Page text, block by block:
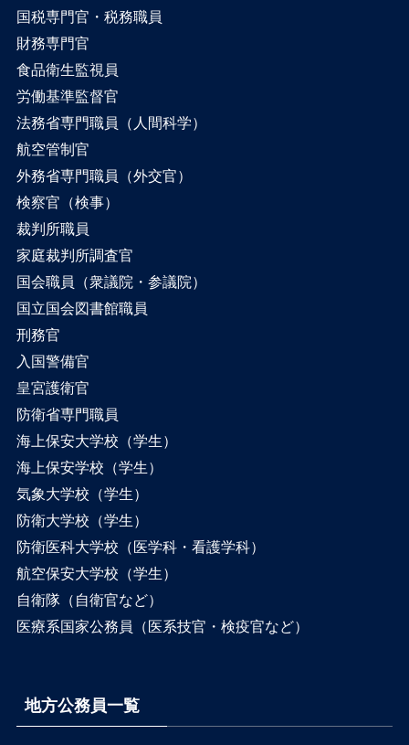
国税専門官・税務職員
財務専門官
食品衛生監視員
労働基準監督官
法務省専門職員（人間科学）
航空管制官
外務省専門職員（外交官）
検察官（検事）
裁判所職員
家庭裁判所調査官
国会職員（衆議院・参議院）
国立国会図書館職員
刑務官
入国警備官
皇宮護衛官
防衛省専門職員
海上保安大学校（学生）
海上保安学校（学生）
気象大学校（学生）
防衛大学校（学生）
防衛医科大学校（医学科・看護学科）
航空保安大学校（学生）
自衛隊（自衛官など）
医療系国家公務員（医系技官・検疫官など）
地方公務員一覧